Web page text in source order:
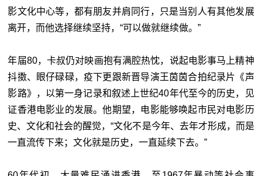
影文化中心等，都有朋友并肩同行，只是当别人有其他发展
离开，而他选择继续坚持，“可以做就继续做。”
年届80，卡叔仍对映画抱有满腔热忱，说起电影事马上精神
抖擞、眼仔碌碌，疫下更跟新晋导演王茵茵合拍纪录片《声
影路》，以第一身记录和叙述上世纪40年代至今的历史，见
证香港电影业的发展。他期望，电影能够唤起市民对电影历
史、文化和社会的醒觉，“文化不是今年、去年才形成，而是
一直流传下来；文化就是历史，一直延续下去。”